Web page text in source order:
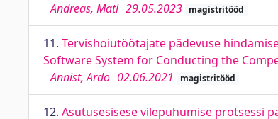
Andreas, Mati 29.05.2023 magistritööd
11. Tervishoiutöötajate pädevuse
Software System for Conducting the
Annist, Ardo 02.06.2021 magistritööd
12. Asutusesisese vilepuhumise protsessi